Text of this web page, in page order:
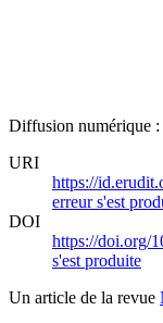
Diffusion numérique :
URI
https://
erreur s'est
DOI
https://doi.org/
s'est produite
Un article de la revue